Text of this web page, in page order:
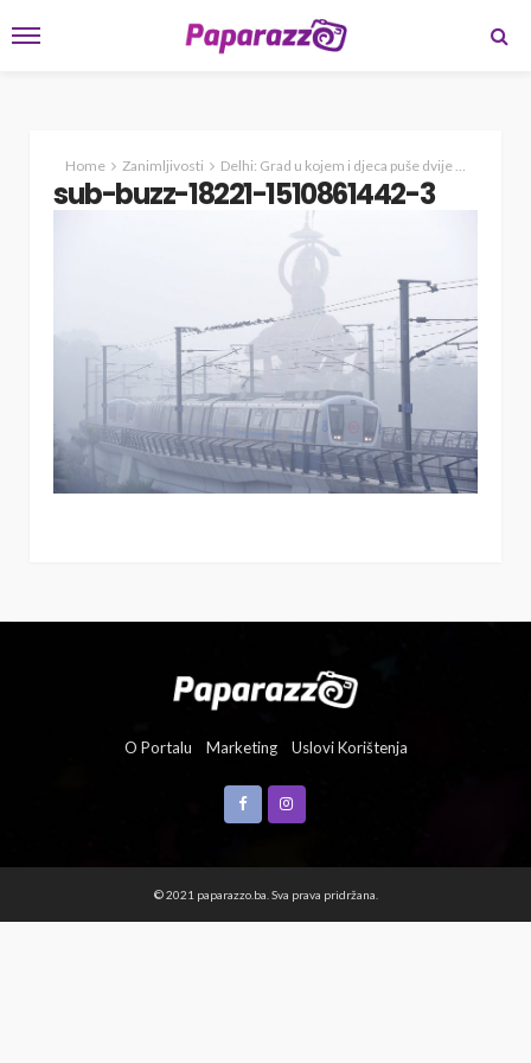
Home Zanimljivosti Delhi: Grad u kojem i djeca puše dvije kutije svaki dan
sub-buzz-18221-1510861442-3
O Portalu Marketing Uslovi Korištenja
© 2021 paparazzo.ba. Sva prava pridržana.